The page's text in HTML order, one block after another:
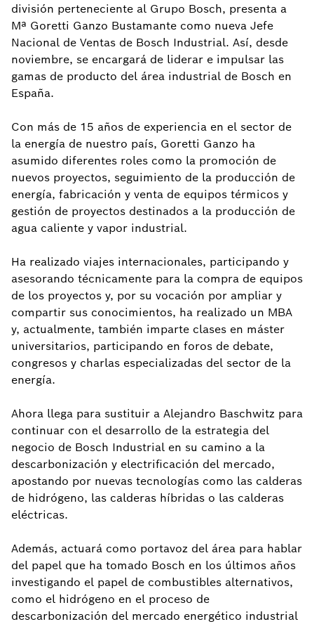
división perteneciente al Grupo Bosch, presenta a
Mª Goretti Ganzo Bustamante como nueva Jefe
Nacional de Ventas de Bosch Industrial. Así, desde
noviembre, se encargará de liderar e impulsar las
gamas de producto del área industrial de Bosch en
España.
Con más de 15 años de experiencia en el sector de
la energía de nuestro país, Goretti Ganzo ha
asumido diferentes roles como la promoción de
nuevos proyectos, seguimiento de la producción de
energía, fabricación y venta de equipos térmicos y
gestión de proyectos destinados a la producción de
agua caliente y vapor industrial.
Ha realizado viajes internacionales, participando y
asesorando técnicamente para la compra de equipos
de los proyectos y, por su vocación por ampliar y
compartir sus conocimientos, ha realizado un MBA
y, actualmente, también imparte clases en máster
universitarios, participando en foros de debate,
congresos y charlas especializadas del sector de la
energía.
Ahora llega para sustituir a Alejandro Baschwitz para
continuar con el desarrollo de la estrategia del
negocio de Bosch Industrial en su camino a la
descarbonización y electrificación del mercado,
apostando por nuevas tecnologías como las calderas
de hidrógeno, las calderas híbridas o las calderas
eléctricas.
Además, actuará como portavoz del área para hablar
del papel que ha tomado Bosch en los últimos años
investigando el papel de combustibles alternativos,
como el hidrógeno en el proceso de
descarbonización del mercado energético industrial